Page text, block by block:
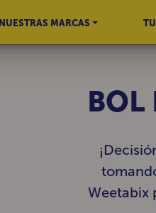
NUESTRAS MARCAS
BOL
Weetabix